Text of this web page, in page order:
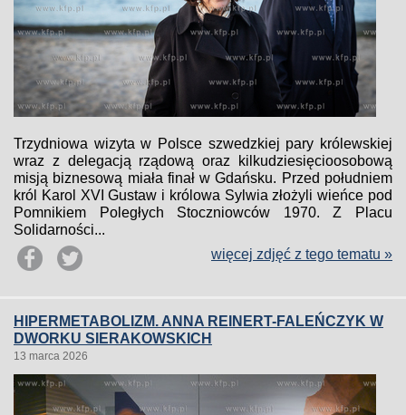
Trzydniowa wizyta w Polsce szwedzkiej pary królewskiej
wraz z delegacją rządową oraz kilkudziesięcioosobową
misją biznesową miała finał w Gdańsku. Przed południem
król Karol XVI Gustaw i królowa Sylwia złożyli wieńce pod
Pomnikiem Poległych Stoczniowców 1970. Z Placu
Solidarności...
więcej zdjęć z tego tematu »
HIPERMETABOLIZM. ANNA REINERT-FALEŃCZYK W
DWORKU SIERAKOWSKICH
13 marca 2026